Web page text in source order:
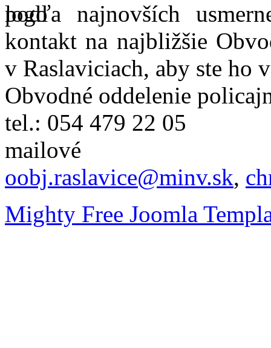
podľa najnovších
kontakt na najbližšie
v Raslaviciach, aby ste ho
Obvodné oddelenie
tel.: 054 479 22 05
oobj.raslavice@minv.sk,
Mighty Free Joomla